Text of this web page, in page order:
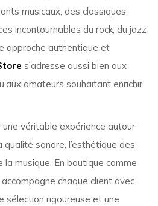
musicaux, des classiques
incontournables du rock, du jazz
approche authentique et
s’adresse aussi bien aux
amateurs souhaitant enrichir
véritable expérience autour
qualité sonore, l’esthétique des
musique. En boutique comme
chaque client avec
sélection rigoureuse et une